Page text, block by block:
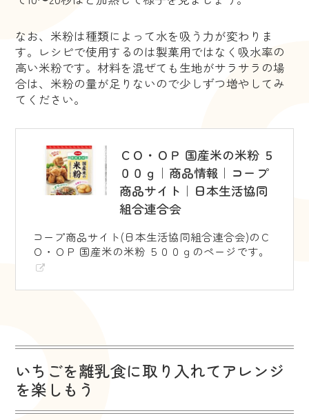
なお、米粉は種類によって水を吸う力が変わりま
す。レシピで使用するのは製菓用ではなく吸水率の
高い米粉です。材料を混ぜても生地がサラサラの場
合は、米粉の量が足りないので少しずつ増やしてみ
てください。
ＣＯ・ＯＰ 国産米の米粉 ５
００ｇ｜商品情報｜コープ
商品サイト｜日本生活協同
組合連合会
コープ商品サイト(日本生活協同組合連合会)のＣ
Ｏ・ＯＰ 国産米の米粉 ５００ｇのページです。
いちごを離乳食に取り入れてアレンジ
を楽しもう